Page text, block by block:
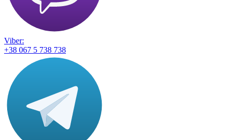
Viber:
+38 067 5 738 738